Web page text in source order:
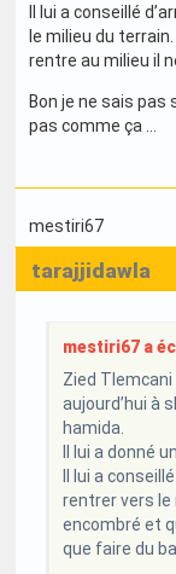
Il lui a conseillé
le milieu du
rentre au milieu il
Bon je ne sais pas
pas comme ça …
mestiri67
tarajjidawla
mestiri67 a
Zied
aujourd’hui à
hamida.
Il lui a donné
Il lui a
rentrer vers le
encombré et
que faire du